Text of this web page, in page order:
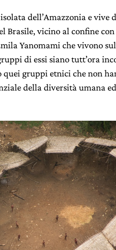
dell’Amazzonia e vive
Brasile, vicino al confine con
Yanomami che vivono
di essi siano tutt’ora
gruppi etnici che non
della diversità umana